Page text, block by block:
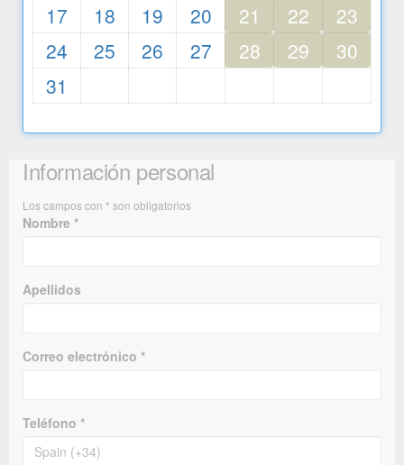
17
18 19 20 21 22
23
24
25 26 27 28 29
30
31
Información personal
Los campos con * son obligatorios
Nombre *
Apellidos
Correo electrónico *
Teléfono *